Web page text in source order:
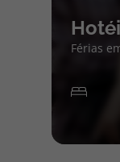
Férias